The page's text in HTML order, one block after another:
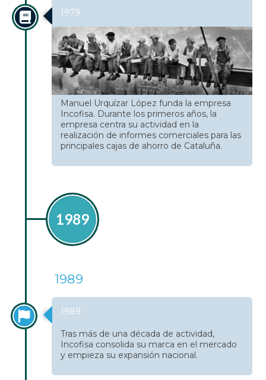
1979
Manuel Urquízar López funda la empresa
Incofisa. Durante los primeros años, la
empresa centra su actividad en la
realización de informes comerciales para las
principales cajas de ahorro de Cataluña.
1989
1989
1989
Tras más de una década de actividad,
Incofisa consolida su marca en el mercado
y empieza su expansión nacional.